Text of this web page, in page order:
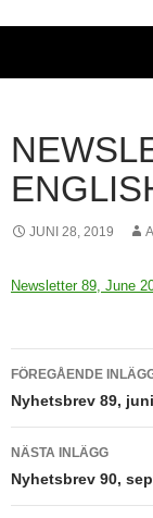
JUNI 28, 2019
Newsletter 89, June
FÖREGÅENDE
Nyhetsbrev 89,
NÄSTA INLÄGG
Nyhetsbrev 90,